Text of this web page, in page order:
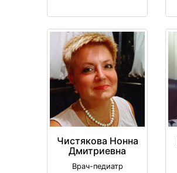
Чистякова Нонна
Дмитриевна
Врач-педиатр